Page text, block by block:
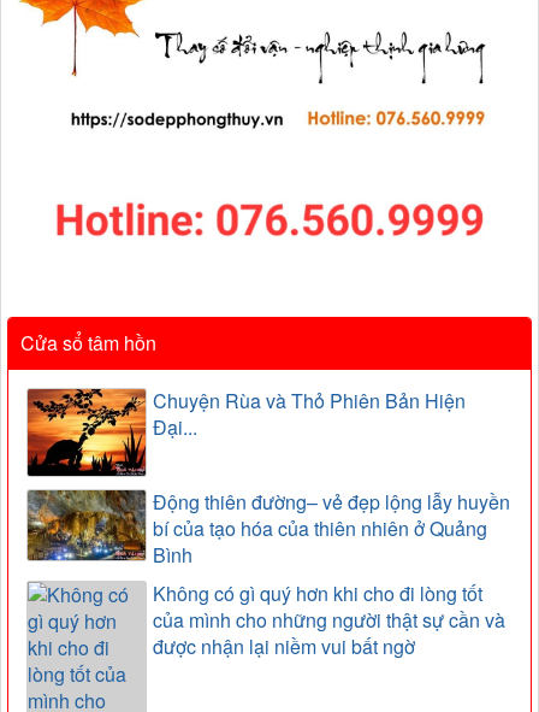
Cửa sổ tâm hồn
Chuyện Rùa và Thỏ Phiên Bản Hiện
Đại...
Động thiên đường– vẻ đẹp lộng lẫy huyền
bí của tạo hóa của thiên nhiên ở Quảng
Bình
Không có gì quý hơn khi cho đi lòng tốt
của mình cho những người thật sự cần và
được nhận lại niềm vui bất ngờ